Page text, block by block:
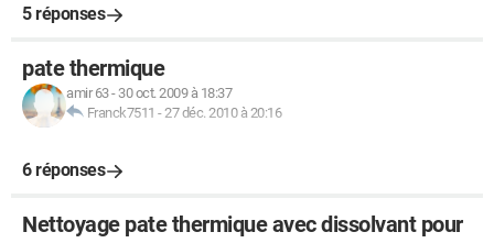
5 réponses
pate thermique
amir 63- 30 oct. 2009 à 18:37
Franck7511 -27 déc. 2010 à 20:16
6 réponses
Nettoyage pate thermique avec dissolvant pour